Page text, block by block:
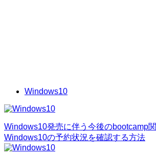
Windows10
Windows10発売に伴う今後のbootcamp
Windows10の予約状況を確認する方法